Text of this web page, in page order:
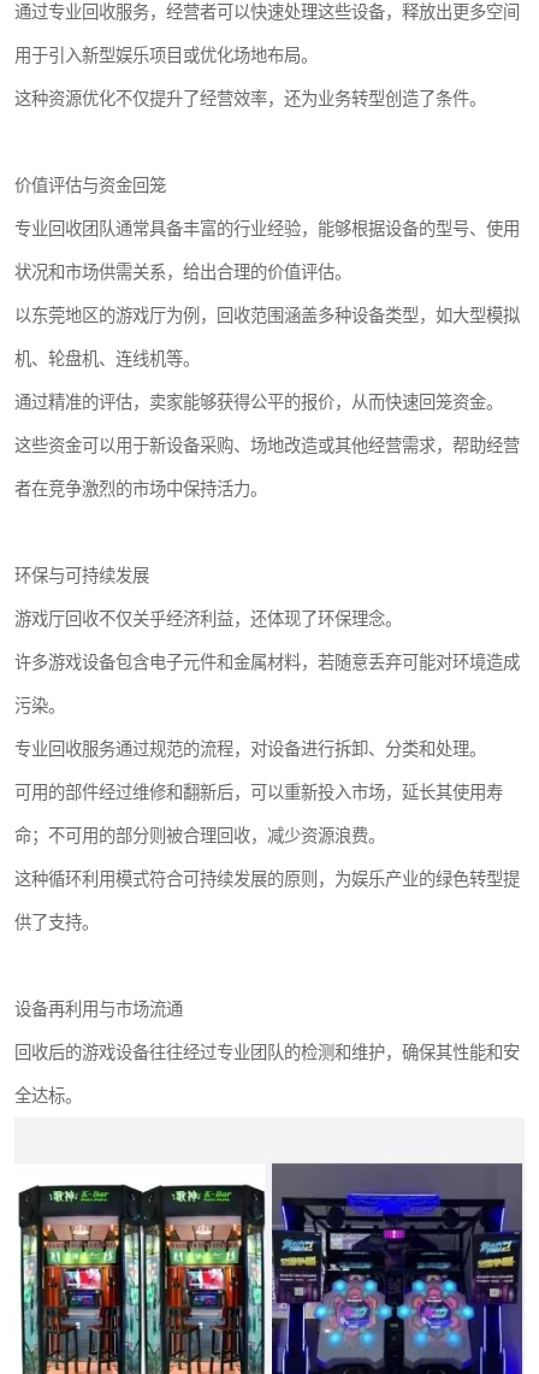
通过专业回收服务，经营者可以快速处理这些设备，释放出更多空间
用于引入新型娱乐项目或优化场地布局。
这种资源优化不仅提升了经营效率，还为业务转型创造了条件。
价值评估与资金回笼
专业回收团队通常具备丰富的行业经验，能够根据设备的型号、使用
状况和市场供需关系，给出合理的价值评估。
以东莞地区的游戏厅为例，回收范围涵盖多种设备类型，如大型模拟
机、轮盘机、连线机等。
通过精准的评估，卖家能够获得公平的报价，从而快速回笼资金。
这些资金可以用于新设备采购、场地改造或其他经营需求，帮助经营
者在竞争激烈的市场中保持活力。
环保与可持续发展
游戏厅回收不仅关乎经济利益，还体现了环保理念。
许多游戏设备包含电子元件和金属材料，若随意丢弃可能对环境造成
污染。
专业回收服务通过规范的流程，对设备进行拆卸、分类和处理。
可用的部件经过维修和翻新后，可以重新投入市场，延长其使用寿
命；不可用的部分则被合理回收，减少资源浪费。
这种循环利用模式符合可持续发展的原则，为娱乐产业的绿色转型提
供了支持。
设备再利用与市场流通
回收后的游戏设备往往经过专业团队的检测和维护，确保其性能和安
全达标。